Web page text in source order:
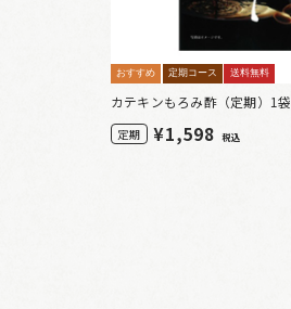
おすすめ 定期コース 送料無料
カテキンもろみ酢（定期）1袋
定期 ¥1,598 税込